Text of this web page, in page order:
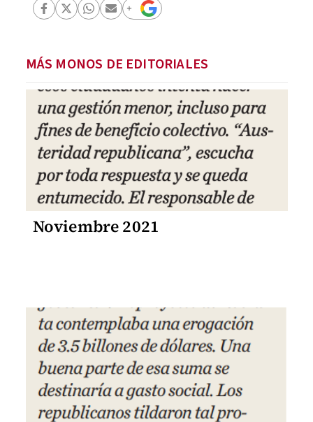
MÁS MONOS DE EDITORIALES
Noviembre 2021